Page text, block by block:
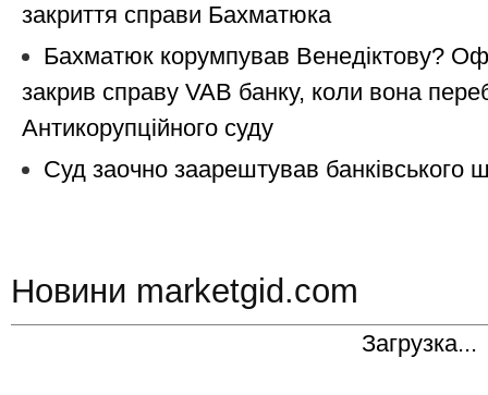
закриття справи Бахматюка
Бахматюк корумпував Венедіктову?
закрив справу VAB банку, коли вона
Антикорупційного суду
Суд заочно заарештував банківського
Новини marketgid.com
Загрузка...